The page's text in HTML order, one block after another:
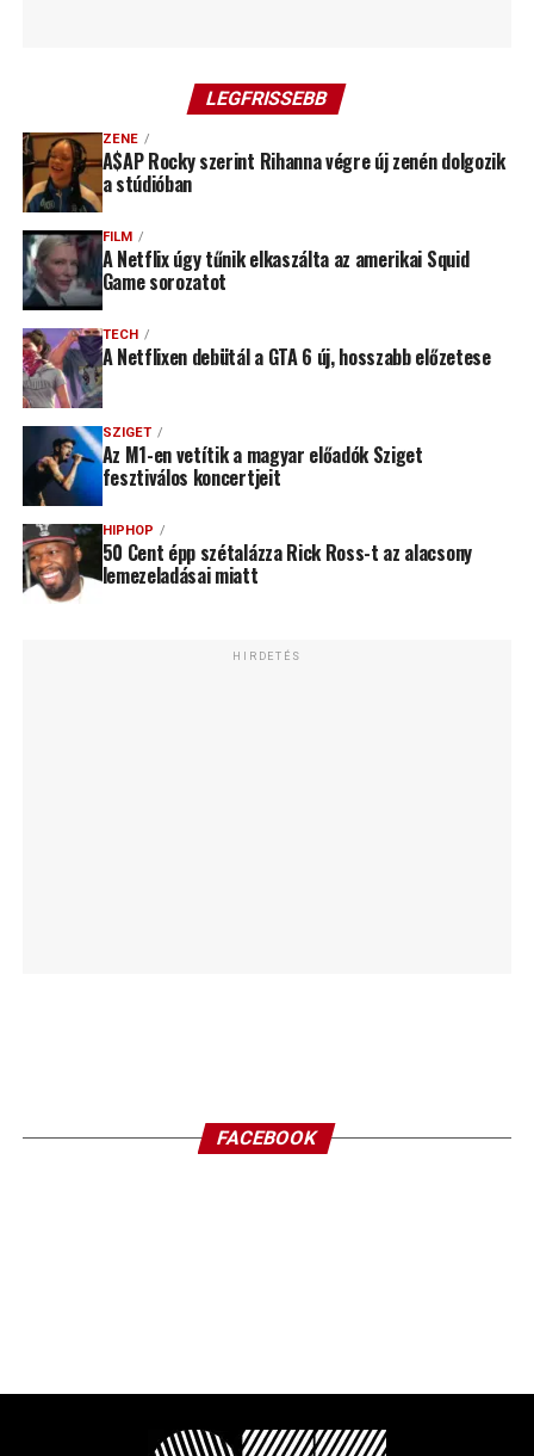
LEGFRISSEBB
ZENE
A$AP Rocky szerint Rihanna végre új zenén dolgozik
a stúdióban
FILM
A Netflix úgy tűnik elkaszálta az amerikai Squid
Game sorozatot
TECH
A Netflixen debütál a GTA 6 új, hosszabb előzetese
SZIGET
Az M1-en vetítik a magyar előadók Sziget
fesztiválos koncertjeit
HIPHOP
50 Cent épp szétalázza Rick Ross-t az alacsony
lemezeladásai miatt
HIRDETÉS
FACEBOOK